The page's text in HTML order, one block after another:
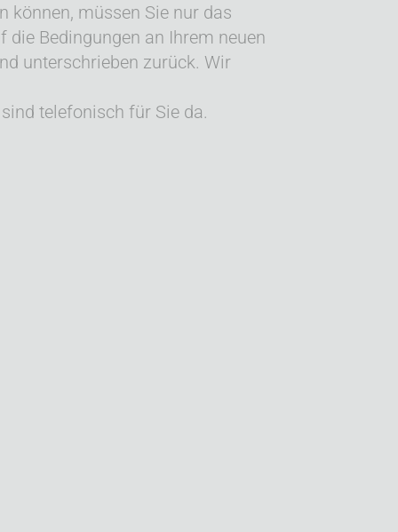
können, müssen Sie nur das
Bedingungen an Ihrem neuen
unterschrieben zurück. Wir
telefonisch für Sie da.